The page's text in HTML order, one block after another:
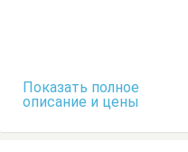
Показать полное
описание и цены